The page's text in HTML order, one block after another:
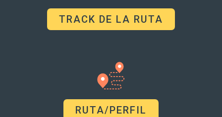
TRACK DE LA RUTA
RUTA/PERFIL